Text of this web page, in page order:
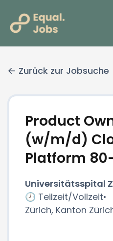
Zurück zur Jobsuche
Product
(w/m/d)
Platform
Universitätsspital
🕗 Teilzeit/Vollzeit•
Zürich, Kanton